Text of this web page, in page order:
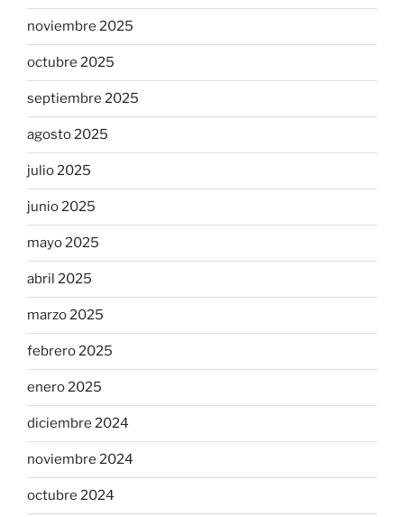
noviembre 2025
octubre 2025
septiembre 2025
agosto 2025
julio 2025
junio 2025
mayo 2025
abril 2025
marzo 2025
febrero 2025
enero 2025
diciembre 2024
noviembre 2024
octubre 2024